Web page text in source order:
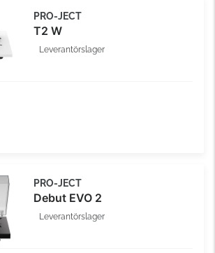
PRO-JECT
T2 W
Leverantörslager
PRO-JECT
Debut EVO 2
Leverantörslager